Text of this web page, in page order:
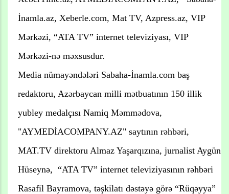
İnamla.az, Xeberle.com, Mat TV, Azpress.az, VIP
Mərkəzi, “ATA TV” internet televiziyası, VIP
Mərkəzi-nə məxsusdur.
Media nümayəndələri Sabaha-İnamla.com baş
redaktoru, Azərbaycan milli mətbuatının 150 illik
yubley medalçısı Namiq Məmmədova,
"AYMEDİACOMPANY.AZ" saytının rəhbəri,
MAT.TV direktoru Almaz Yaşarqızına, jurnalist Aygün
Hüseynə, “ATA TV” internet televiziyasının rəhbəri
Rasafil Bayramova, təşkilatı dəstəyə görə “Rüqəyya”